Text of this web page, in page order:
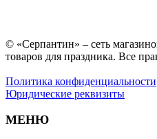
© «Серпантин» – сеть
товаров для праздника. Все
Политика конфиденциальности
Юридические реквизиты
МЕНЮ